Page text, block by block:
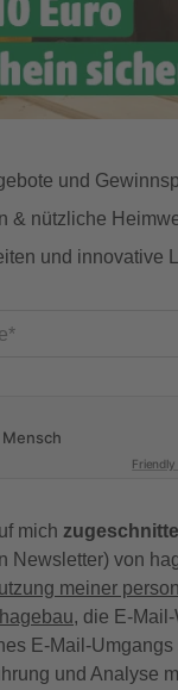
und
& nützliche
und innovative
mich
Newsletter) von
meiner
, die E-
E-Mail-Umgangs
und Analyse